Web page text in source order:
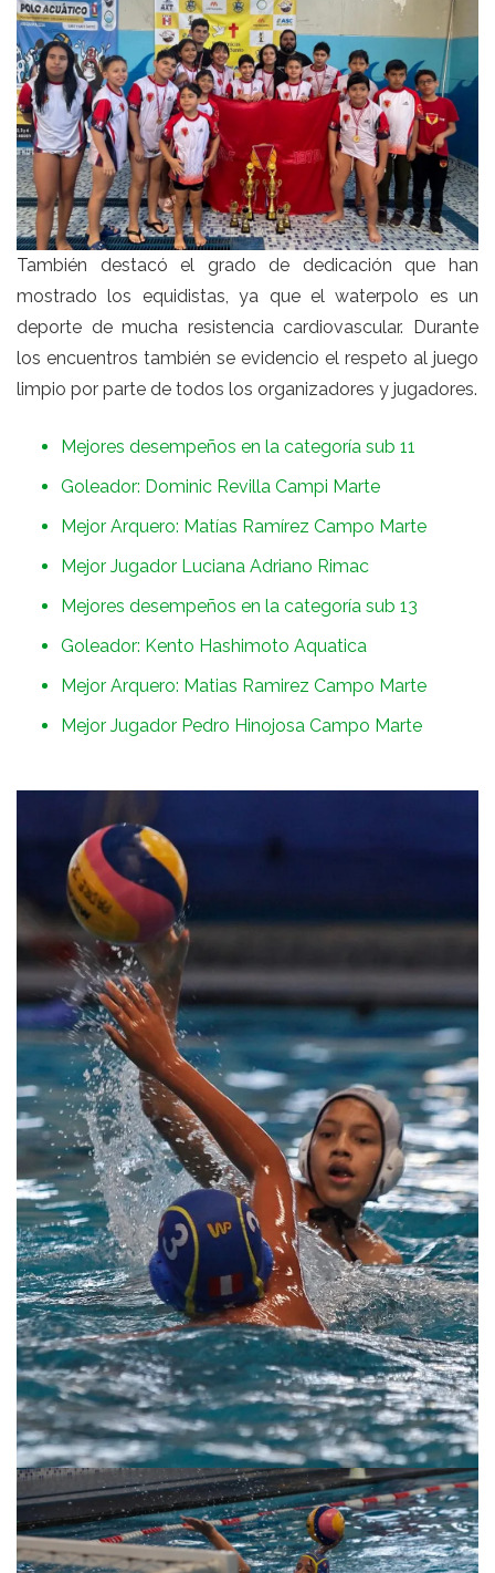
También destacó el grado de dedicación que han
mostrado los equidistas, ya que el waterpolo es un
deporte de mucha resistencia cardiovascular. Durante
los encuentros también se evidencio el respeto al juego
limpio por parte de todos los organizadores y jugadores.
Mejores desempeños en la categoría sub 11
Goleador: Dominic Revilla Campi Marte
Mejor Arquero: Matías Ramírez Campo Marte
Mejor Jugador Luciana Adriano Rimac
Mejores desempeños en la categoría sub 13
Goleador: Kento Hashimoto Aquatica
Mejor Arquero: Matias Ramirez Campo Marte
Mejor Jugador Pedro Hinojosa Campo Marte